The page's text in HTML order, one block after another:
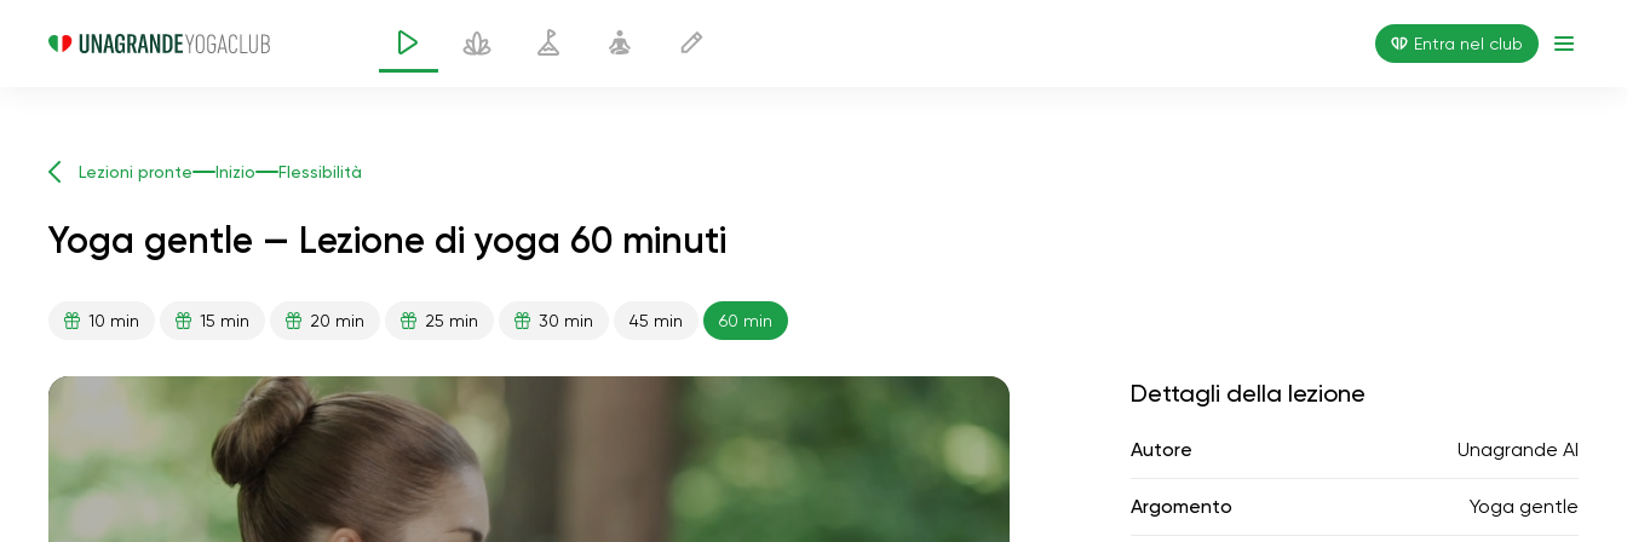
Entra nel club
Lezioni pronte Inizio Flessibilità
Yoga gentle — Lezione di yoga 60 minuti
10 min 15 min 20 min 25 min 30 min 45 min 60 min
Dettagli della lezione
Autore Unagrande AI
Argomento Yoga gentle